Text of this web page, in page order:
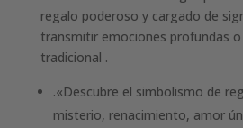
regalo poderoso y cargado de
transmitir emociones profundas
tradicional .
.«Descubre el simbolismo de
misterio, renacimiento, amor